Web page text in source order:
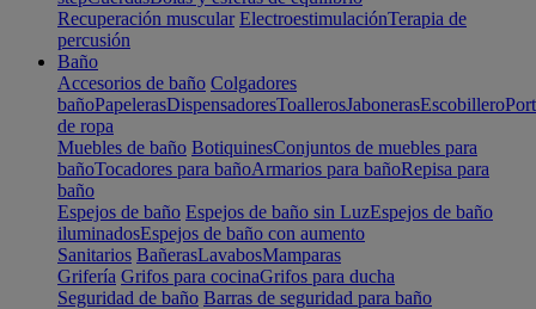
Recuperación muscular ElectroestimulaciónTerapia de
percusión
Baño
Accesorios de baño Colgadores
bañoPapelerasDispensadoresToallerosJabonerasEscobillero
de ropa
Muebles de baño BotiquinesConjuntos de muebles para
bañoTocadores para bañoArmarios para bañoRepisa para
baño
Espejos de baño Espejos de baño sin LuzEspejos de baño
iluminadosEspejos de baño con aumento
Sanitarios BañerasLavabosMamparas
Grifería Grifos para cocinaGrifos para ducha
Seguridad de baño Barras de seguridad para baño